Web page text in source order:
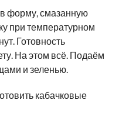
форму, смазанную
при температурном
Готовность
На этом всё. Подаём
и зеленью.
кабачковые